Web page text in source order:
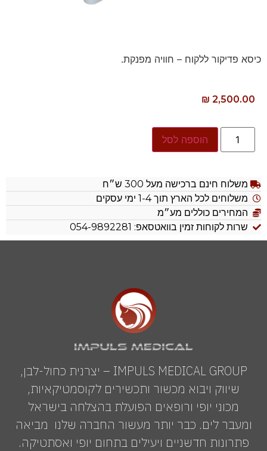
כיסא פדיקור ללקוח – חוויה מפנקת.
₪ 2,500.00
הוספה לסל
משלוח חינם ברכישה מעל 300 ש״ח
משלוחים לכל הארץ תוך 1-4 ימי עסקים
המחירים כוללים מע״מ
שרות לקוחות זמין בוואטסאפ: 054-9892281
IMPULS MEDICAL GROUP – יצרנית כחול-לבן,
שיווק ויבוא מכשור ותכשירים לקוסמטיקאיות,
מכוני יופי ורופאים הפועלת בהצלחה בישראל
ומעבר לים. כבר יותר מעשור החברה שלנו מביאה
פתרונות חדשניים ויעילים בתחום יופי ואסתטיקה.